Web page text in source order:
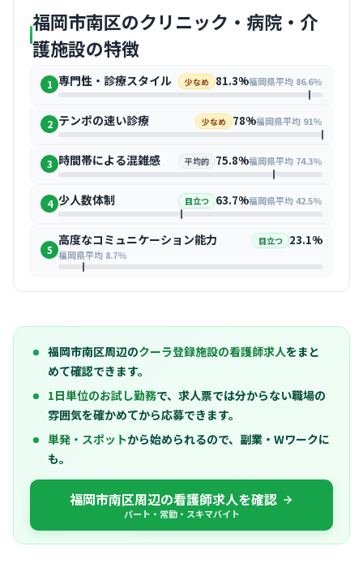
福岡市南区のクリニック・病院・介
護施設の特徴
1 専門性・診療スタイル 少なめ 81.3%福岡県平均 86.6%
2 テンポの速い診療 少なめ 78%福岡県平均 91%
3 時間帯による混雑感 平均的 75.8%福岡県平均 74.3%
4 少人数体制 目立つ 63.7%福岡県平均 42.5%
5
高度なコミュニケーション能力 目立つ 23.1%
福岡県平均 8.7%
福岡市南区周辺のクーラ登録施設の看護師求人をまと
めて確認できます。
1日単位のお試し勤務で、求人票では分からない職場の
雰囲気を確かめてから応募できます。
単発・スポットから始められるので、副業・Wワークに
も。
福岡市南区周辺の看護師求人を確認
パート・常勤・スキマバイト